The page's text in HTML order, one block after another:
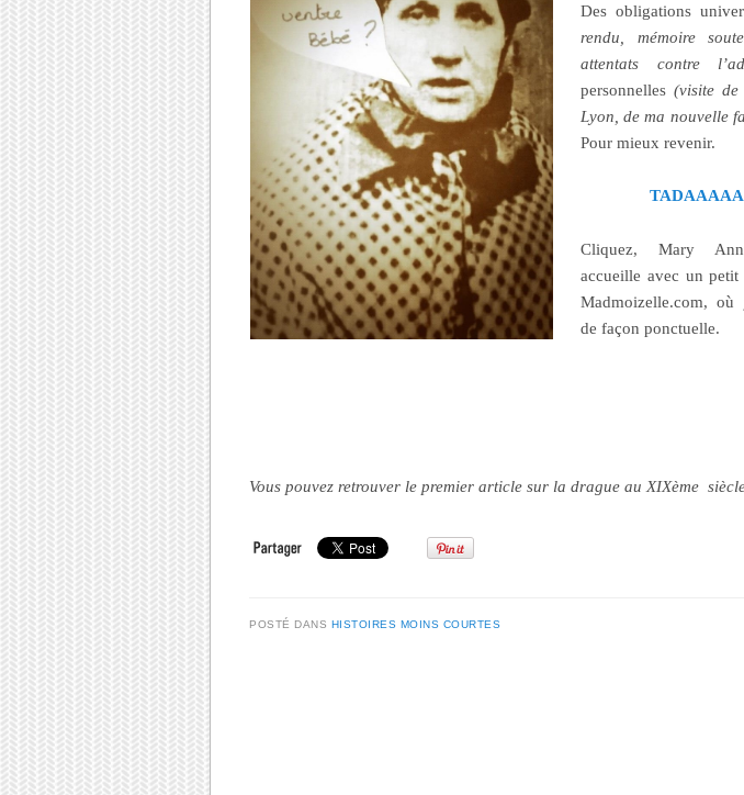
Des obligations
rendu, mémoire
attentats contre
personnelles(visite de
Lyon, de ma nouvelle
Pour mieux revenir.
Cliquez, Mary
accueille avec un
Madmoizelle.com, où
de façon ponctuelle.
Vous pouvez retrouver le premier article sur la drague au XIXème
POSTÉ DANS HISTOIRES MOINS COURTES